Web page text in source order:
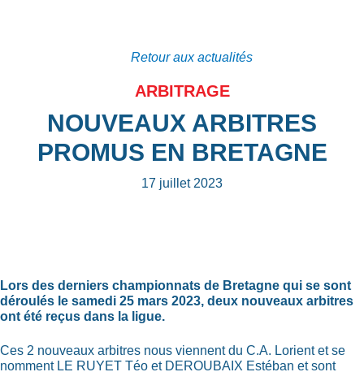
Retour aux actualités
ARBITRAGE
NOUVEAUX ARBITRES
PROMUS EN BRETAGNE
17 juillet 2023
Lors des derniers championnats de Bretagne qui se sont
déroulés le samedi 25 mars 2023, deux nouveaux arbitres
ont été reçus dans la ligue.
Ces 2 nouveaux arbitres nous viennent du C.A. Lorient et se
nomment LE RUYET Téo et DEROUBAIX Estéban et sont